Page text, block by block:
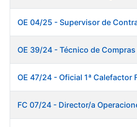
OE 47/24 - Oficial 1ª Calefactor